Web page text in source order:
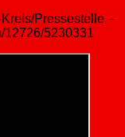
Pressestelle –
12726/5230331